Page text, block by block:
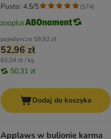
pojedynczo 59,92 zł
52,96 zł
63,04 zł / kg
50,31 zł
Pusto: 4.5/5 (574)
Dodaj do koszyka
Applaws w bulionie karma